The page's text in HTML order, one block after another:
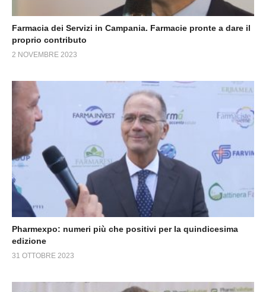
Farmacia dei Servizi in Campania. Farmacie pronte a dare il
proprio contributo
2 NOVEMBRE 2023
Pharmexpo: numeri più che positivi per la quindicesima
edizione
31 OTTOBRE 2023